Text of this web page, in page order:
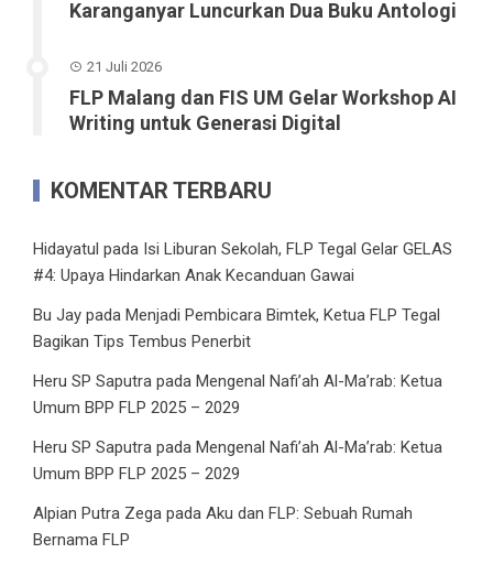
Karanganyar Luncurkan Dua Buku Antologi
21 Juli 2026
FLP Malang dan FIS UM Gelar Workshop AI
Writing untuk Generasi Digital
KOMENTAR TERBARU
Hidayatul pada Isi Liburan Sekolah, FLP Tegal Gelar GELAS
#4: Upaya Hindarkan Anak Kecanduan Gawai
Bu Jay pada Menjadi Pembicara Bimtek, Ketua FLP Tegal
Bagikan Tips Tembus Penerbit
Heru SP Saputra pada Mengenal Nafi’ah Al-Ma’rab: Ketua
Umum BPP FLP 2025 – 2029
Heru SP Saputra pada Mengenal Nafi’ah Al-Ma’rab: Ketua
Umum BPP FLP 2025 – 2029
Alpian Putra Zega pada Aku dan FLP: Sebuah Rumah
Bernama FLP